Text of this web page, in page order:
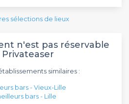
sélections de lieux
n'est pas réservable
Privateaser
similaires :
bars - Vieux-Lille
bars - Lille